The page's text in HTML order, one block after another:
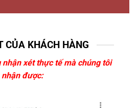
CỦA KHÁCH HÀNG
xét thực tế mà chúng tôi
nhận được: